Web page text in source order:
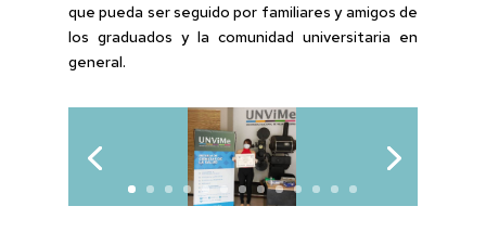
que pueda ser seguido por familiares y amigos de
los graduados y la comunidad universitaria en
general.